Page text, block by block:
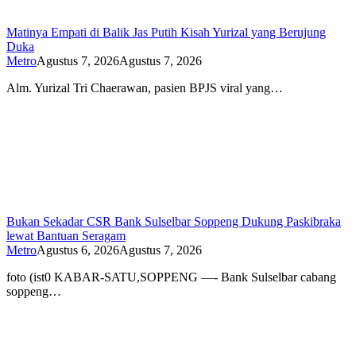
Matinya Empati di Balik Jas Putih Kisah Yurizal yang Berujung
Duka
MetroAgustus 7, 2026Agustus 7, 2026
Alm. Yurizal Tri Chaerawan, pasien BPJS viral yang…
Bukan Sekadar CSR Bank Sulselbar Soppeng Dukung Paskibraka
lewat Bantuan Seragam
MetroAgustus 6, 2026Agustus 7, 2026
foto (ist0 KABAR-SATU,SOPPENG —- Bank Sulselbar cabang
soppeng…